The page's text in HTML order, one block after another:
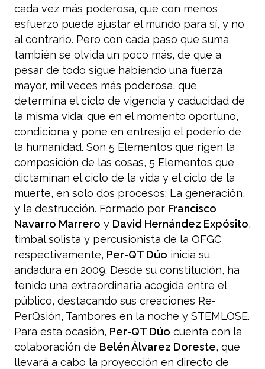
cada vez más poderosa, que con menos
esfuerzo puede ajustar el mundo para sí, y no
al contrario. Pero con cada paso que suma
también se olvida un poco más, de que a
pesar de todo sigue habiendo una fuerza
mayor, mil veces más poderosa, que
determina el ciclo de vigencia y caducidad de
la misma vida; que en el momento oportuno,
condiciona y pone en entresijo el poderío de
la humanidad. Son 5 Elementos que rigen la
composición de las cosas, 5 Elementos que
dictaminan el ciclo de la vida y el ciclo de la
muerte, en solo dos procesos: La generación,
y la destrucción. Formado por Francisco
Navarro Marrero y David Hernández Expósito,
timbal solista y percusionista de la OFGC
respectivamente, Per-QT Dúo inicia su
andadura en 2009. Desde su constitución, ha
tenido una extraordinaria acogida entre el
público, destacando sus creaciones Re-
PerQsión, Tambores en la noche y STEMLOSE.
Para esta ocasión, Per-QT Dúo cuenta con la
colaboración de Belén Álvarez Doreste, que
llevará a cabo la proyección en directo de